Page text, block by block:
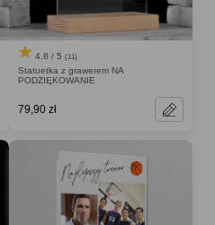
4.8 / 5 (11)
Statuetka z grawerem NA
PODZIĘKOWANIE
79,90 zł